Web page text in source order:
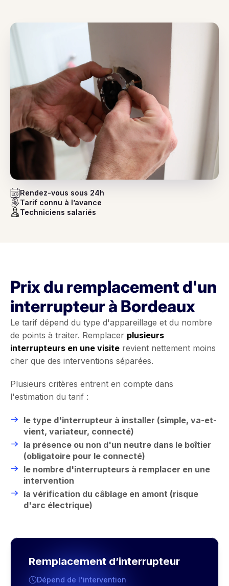
Rendez-vous sous 24h
Tarif connu à l’avance
Techniciens salariés
Prix du remplacement d'un
interrupteur à Bordeaux
Le tarif dépend du type d'appareillage et du nombre
de points à traiter. Remplacer plusieurs
interrupteurs en une visite revient nettement moins
cher que des interventions séparées.
Plusieurs critères entrent en compte dans
l'estimation du tarif :
le type d'interrupteur à installer (simple, va-et-
vient, variateur, connecté)
la présence ou non d'un neutre dans le boîtier
(obligatoire pour le connecté)
le nombre d'interrupteurs à remplacer en une
intervention
la vérification du câblage en amont (risque
d'arc électrique)
Remplacement d’interrupteur
Dépend de l'intervention